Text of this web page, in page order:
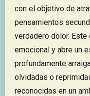
con el objetivo de
pensamientos
verdadero dolor.
emocional y abre un
profundamente
olvidadas o
reconocidas en un